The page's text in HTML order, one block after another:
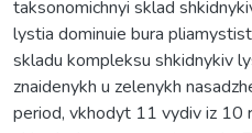
taksonomichnyi sklad
lystia dominuie bura
skladu kompleksu shkidnykiv
znaidenykh u zelenykh
period, vkhodyt 11 vydiv iz 10